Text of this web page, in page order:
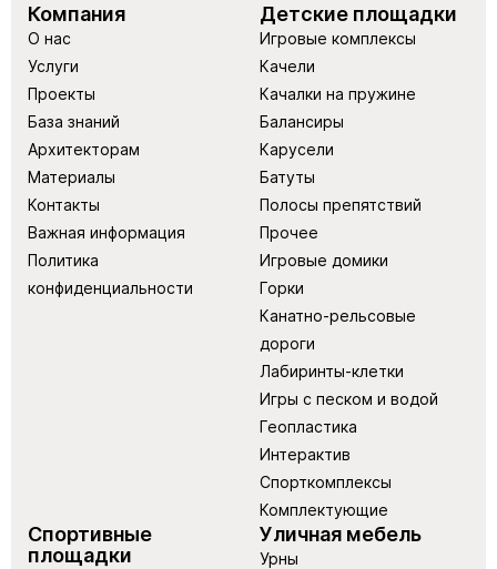
Компания
О нас
Услуги
Проекты
База знаний
Архитекторам
Материалы
Контакты
Важная информация
Политика
конфиденциальности
Детские площадки
Игровые комплексы
Качели
Качалки на пружине
Балансиры
Карусели
Батуты
Полосы препятствий
Прочее
Игровые домики
Горки
Канатно-рельсовые
дороги
Лабиринты-клетки
Игры с песком и водой
Геопластика
Интерактив
Спорткомплексы
Комплектующие
Спортивные
площадки
Уличная мебель
Урны